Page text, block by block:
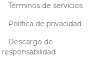
Términos de servicios
Política de privacidad
Descargo de
responsabilidad